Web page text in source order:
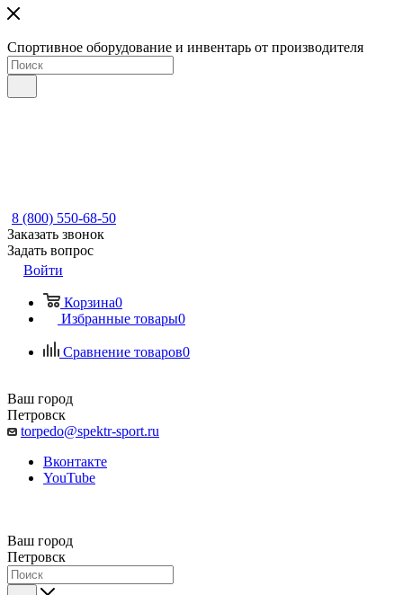
Спортивное оборудование и инвентарь от производителя
8 (800) 550-68-50
Заказать звонок
Задать вопрос
Войти
Корзина0
Избранные товары0
Сравнение товаров0
Ваш город
Петровск
torpedo@spektr-sport.ru
Вконтакте
YouTube
Ваш город
Петровск